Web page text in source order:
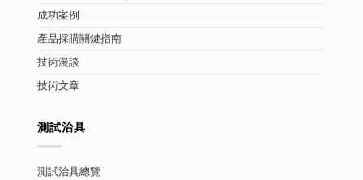
成功案例
產品採購關鍵指南
技術漫談
技術文章
測試治具
測試治具總覽